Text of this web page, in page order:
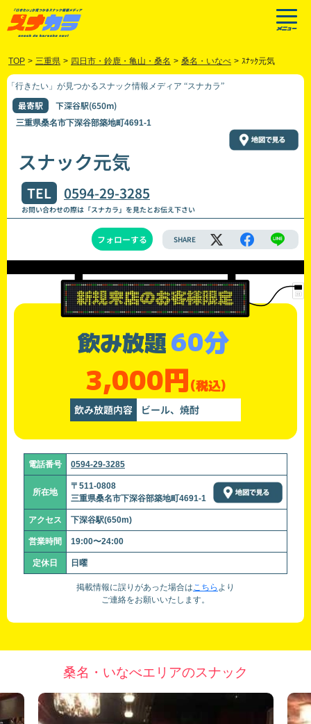
TOP > 三重県 > 四日市・鈴鹿・亀山・桑名 > 桑名・いなべ > ｽﾅｯｸ元気
「行きたい」が見つかるスナック情報メディア “スナカラ”
最寄駅 下深谷駅(650m)
三重県桑名市下深谷部築地町4691-1
スナック元気
TEL 0594-29-3285
お問い合わせの際は「スナカラ」を見たとお伝え下さい
フォローする SHARE
飲み放題60分
3,000円(税込)
飲み放題内容 ビール、焼酎
電話番号 0594-29-3285
所在地
〒511-0808
三重県桑名市下深谷部築地町4691-1
アクセス 下深谷駅(650m)
営業時間 19:00〜24:00
定休日 日曜
掲載情報に誤りがあった場合はこちら より
ご連絡をお願いいたします。
桑名・いなべエリアのスナック